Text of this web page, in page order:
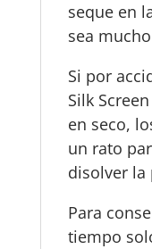
seque en
sea
Si por
Silk
en seco,
un rato
disolver la
Para
tiempo